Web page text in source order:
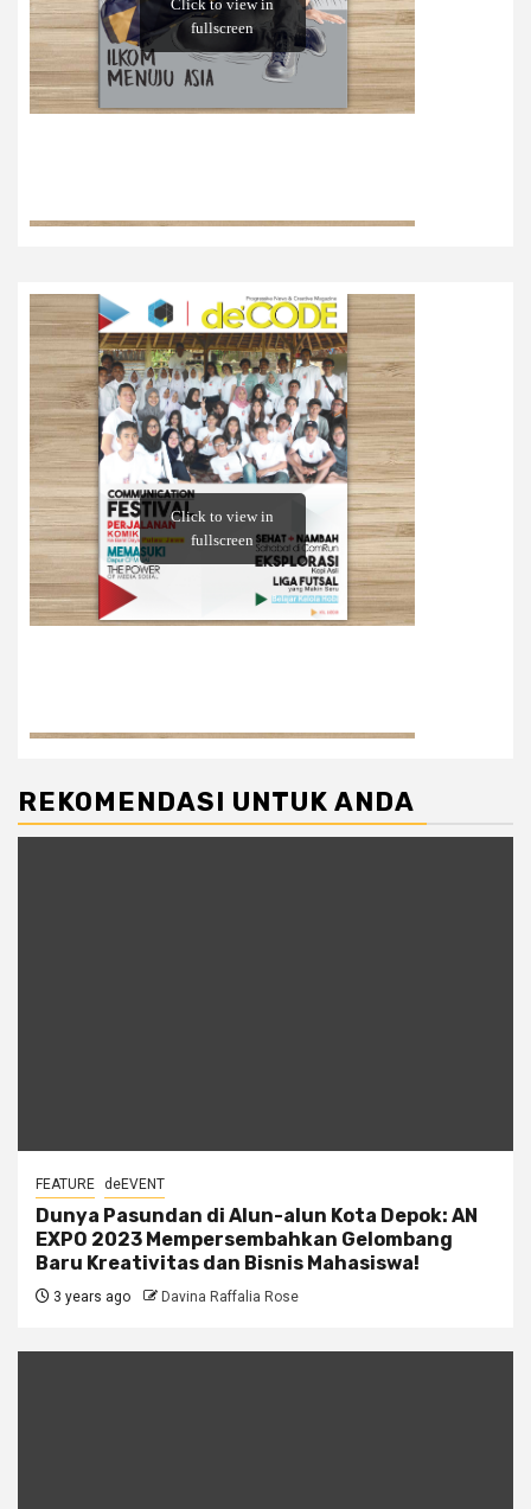
REKOMENDASI UNTUK ANDA
FEATURE deEVENT
Dunya Pasundan di Alun-alun Kota Depok: AN
EXPO 2023 Mempersembahkan Gelombang
Baru Kreativitas dan Bisnis Mahasiswa!
3 years ago Davina Raffalia Rose